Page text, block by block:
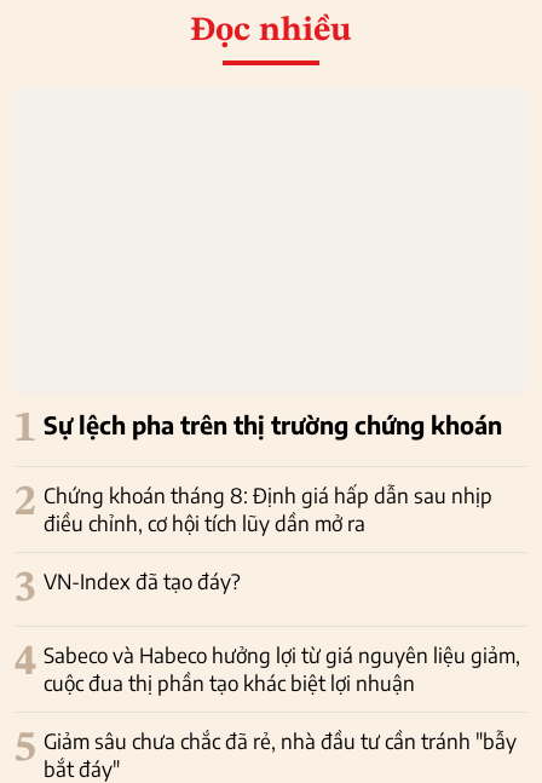
Đọc nhiều
1 Sự lệch pha trên thị trường chứng khoán
2 Chứng khoán tháng 8: Định giá hấp dẫn sau nhịp
điều chỉnh, cơ hội tích lũy dần mở ra
3 VN-Index đã tạo đáy?
4 Sabeco và Habeco hưởng lợi từ giá nguyên liệu giảm,
cuộc đua thị phần tạo khác biệt lợi nhuận
5 Giảm sâu chưa chắc đã rẻ, nhà đầu tư cần tránh "bẫy
bắt đáy"